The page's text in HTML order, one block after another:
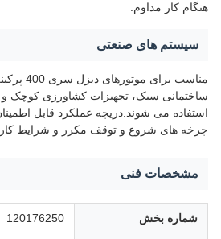
هنگام کار مداوم.
سیستم های صنعتی
مناسب
ساختمانی سبک، تجهیزات کشاورزی کوچک و
استفاده می شوند.دریچه عملکرد قابل
چرخه های شروع و توقف مکرر و شرایط کار
مشخصات فنی
شماره بخش 120176250